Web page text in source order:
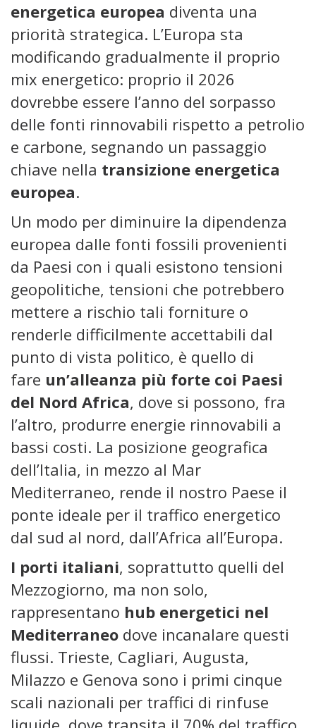
energetica europea diventa una
priorità strategica. L’Europa sta
modificando gradualmente il proprio
mix energetico: proprio il 2026
dovrebbe essere l’anno del sorpasso
delle fonti rinnovabili rispetto a petrolio
e carbone, segnando un passaggio
chiave nella transizione energetica
europea.
Un modo per diminuire la dipendenza
europea dalle fonti fossili provenienti
da Paesi con i quali esistono tensioni
geopolitiche, tensioni che potrebbero
mettere a rischio tali forniture o
renderle difficilmente accettabili dal
punto di vista politico, è quello di
fare un’alleanza più forte coi Paesi
del Nord Africa, dove si possono, fra
l’altro, produrre energie rinnovabili a
bassi costi. La posizione geografica
dell’Italia, in mezzo al Mar
Mediterraneo, rende il nostro Paese il
ponte ideale per il traffico energetico
dal sud al nord, dall’Africa all’Europa.
I porti italiani, soprattutto quelli del
Mezzogiorno, ma non solo,
rappresentano hub energetici nel
Mediterraneo dove incanalare questi
flussi. Trieste, Cagliari, Augusta,
Milazzo e Genova sono i primi cinque
scali nazionali per traffici di rinfuse